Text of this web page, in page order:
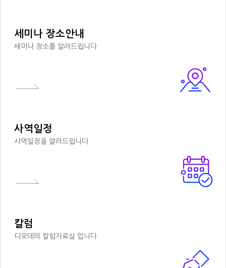
세미나 장소안내
세미나 장소를 알려드립니다.
사역일정
사역일정을 알려드립니다.
칼럼
디모데의 칼럼자료실 입니다.